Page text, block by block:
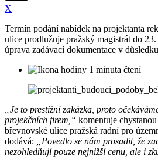
X
Termín podání nabídek na projektanta
ulice prodlužuje pražský magistrát do
úprava zadávací dokumentace v
1 minuta čtení
„Je to prestižní zakázka, proto
projekčních firem,“ komentuje
břevnovské ulice pražská radní pro
dodává: „Povedlo se nám prosadit, že
nezohledňují pouze nejnižší cenu, ale i